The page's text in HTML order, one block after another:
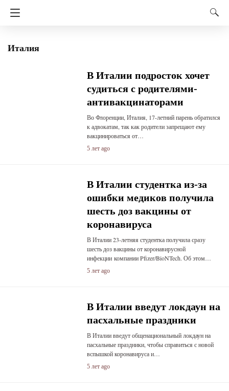
Италия
В Италии подросток хочет
судиться с родителями-
антивакцинаторами
Во Флоренции, Италия, 17-летний парень обратился
к адвокатам, так как родители запрещают ему
вакцинироваться от…
5 лет ago
В Италии студентка из-за
ошибки медиков получила
шесть доз вакцины от
коронавируса
В Италии 23-летняя студентка получила сразу
шесть доз вакцины от коронавирусной
инфекции компании Pfizer/BioNTech. Об этом…
5 лет ago
В Италии введут локдаун на
пасхальные праздники
В Италии введут общенациональный локдаун на
пасхальные праздники, чтобы справиться с новой
вспышкой коронавируса и…
5 лет ago